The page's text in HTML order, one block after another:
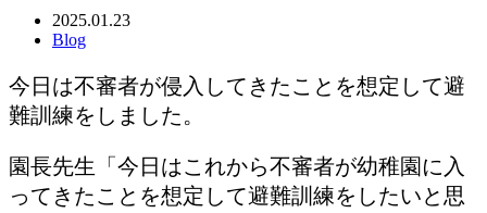
2025.01.23
Blog
今日は不審者が侵入してきたことを想定して避
難訓練をしました。
園長先生「今日はこれから不審者が幼稚園に入
ってきたことを想定して避難訓練をしたいと思